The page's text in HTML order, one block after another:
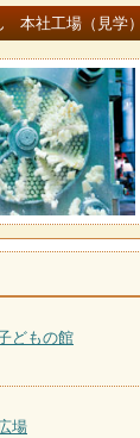
本社工場（見学
どもの館
場